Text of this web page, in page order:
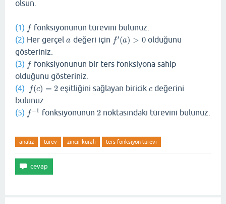
olsun.
(1) f
f fonksiyonunun türevini bulunuz.
(2) Her gerçel a
a değeri için f′(a) > 0
f′(a)> 0
olduğunu
gösteriniz.
(3) f
f fonksiyonunun bir ters fonksiyona sahip
olduğunu gösteriniz.
(4)
f(c) = 2
f(c)= 2 eşitliğini sağlayan biricikc
c değerini
bulunuz.
(5) f −1
f−1 fonksiyonunun 2
2 noktasındaki türevini bulunuz.
analiz türev zincir-kuralı ters-fonksiyon-türevi